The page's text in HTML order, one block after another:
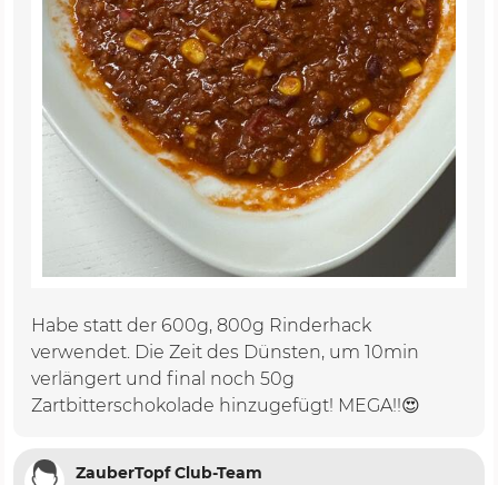
Habe statt der 600g, 800g Rinderhack
verwendet. Die Zeit des Dünsten, um 10min
verlängert und final noch 50g
Zartbitterschokolade hinzugefügt! MEGA!!😍
ZauberTopf Club-Team